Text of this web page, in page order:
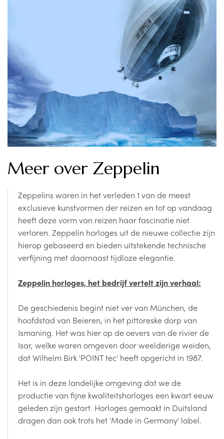
Meer over Zeppelin
Zeppelins waren in het verleden 1 van de meest
exclusieve kunstvormen der reizen en tot op vandaag
heeft deze vorm van reizen haar fascinatie niet
verloren. Zeppelin horloges uit de nieuwe collectie zijn
hierop gebaseerd en bieden uitstekende technische
verfijning met daarnaast tijdloze elegantie.
Zeppelin horloges, het bedrijf vertelt zijn verhaal:
De geschiedenis begint niet ver van München, de
hoofdstad van Beieren, in het pittoreske dorp van
Ismaning. Het was hier op de oevers van de rivier de
Isar, welke waren omgeven door weelderige weiden,
dat Wilhelm Birk 'POINT tec' heeft opgericht in 1987.
Het is in deze landelijke omgeving dat we de
productie van fijne kwaliteitshorloges een kwart eeuw
geleden zijn gestart. Horloges gemaakt in Duitsland
dragen dan ook trots het 'Made in Germany' label.